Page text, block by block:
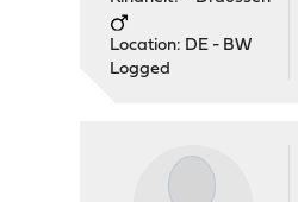
Location: DE - BW
Logged